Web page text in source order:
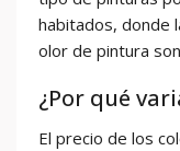
habitados, donde
olor de pintura
¿Por qué
El precio de los